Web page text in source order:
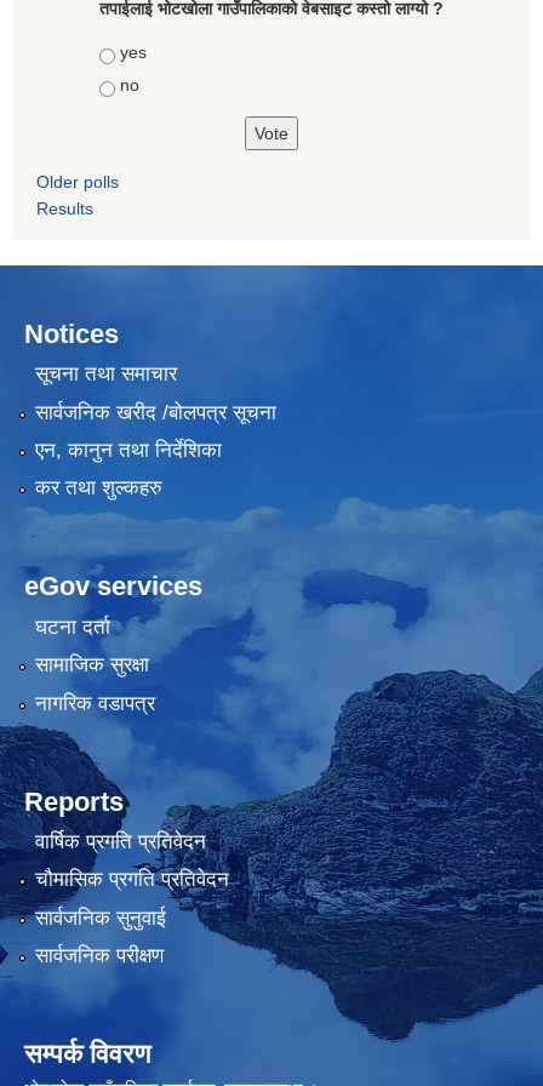
तपाईलाई भोटखोला गाउँपालिकाकाे वेबसाइट कस्तो लाग्यो ?
Choices
yes
no
Older polls
Results
Notices
सूचना तथा समाचार
सार्वजनिक खरीद /बोलपत्र सूचना
एन, कानुन तथा निर्देशिका
कर तथा शुल्कहरु
eGov services
घटना दर्ता
सामाजिक सुरक्षा
नागरिक वडापत्र
Reports
वार्षिक प्रगति प्रतिवेदन
चौमासिक प्रगति प्रतिवेदन
सार्वजनिक सुनुवाई
सार्वजनिक परीक्षण
सम्पर्क विवरण